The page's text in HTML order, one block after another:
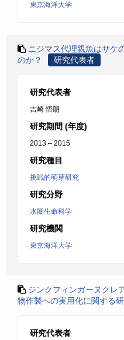
東京海洋大学
ニジマス代理親魚はサケ
のか？
研究代表者
研究代表者
吉崎 悟朗
研究期間 (年度)
2013 – 2015
研究種目
挑戦的萌芽研究
研究分野
水圏生命科学
研究機関
東京海洋大学
ジンクフィンガーヌクレ
物作製への実用化に関する
研究代表者